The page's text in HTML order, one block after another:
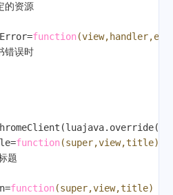
资源
function
错误时
function(super,view,title)
题
function(super,view,title)